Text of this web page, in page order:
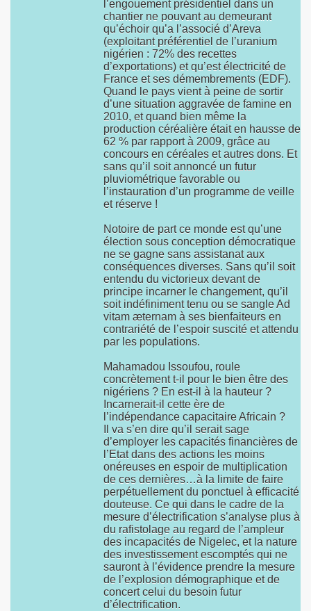
l’engouement présidentiel dans un
chantier ne pouvant au demeurant
qu’échoir qu’a l’associé d’Areva
(exploitant préférentiel de l’uranium
nigérien : 72% des recettes
d’exportations) et qu’est électricité de
France et ses démembrements (EDF).
Quand le pays vient à peine de sortir
d’une situation aggravée de famine en
2010, et quand bien même la
production céréalière était en hausse de
62 % par rapport à 2009, grâce au
concours en céréales et autres dons. Et
sans qu’il soit annoncé un futur
pluviométrique favorable ou
l’instauration d’un programme de veille
et réserve !
Notoire de part ce monde est qu’une
élection sous conception démocratique
ne se gagne sans assistanat aux
conséquences diverses. Sans qu’il soit
entendu du victorieux devant de
principe incarner le changement, qu’il
soit indéfiniment tenu ou se sangle Ad
vitam æternam à ses bienfaiteurs en
contrariété de l’espoir suscité et attendu
par les populations.
Mahamadou Issoufou, roule
concrètement t-il pour le bien être des
nigériens ? En est-il à la hauteur ?
Incarnerait-il cette ère de
l’indépendance capacitaire Africain ?
Il va s’en dire qu’il serait sage
d’employer les capacités financières de
l’Etat dans des actions les moins
onéreuses en espoir de multiplication
de ces dernières…à la limite de faire
perpétuellement du ponctuel à efficacité
douteuse. Ce qui dans le cadre de la
mesure d’électrification s’analyse plus à
du rafistolage au regard de l’ampleur
des incapacités de Nigelec, et la nature
des investissement escomptés qui ne
sauront à l’évidence prendre la mesure
de l’explosion démographique et de
concert celui du besoin futur
d’électrification.